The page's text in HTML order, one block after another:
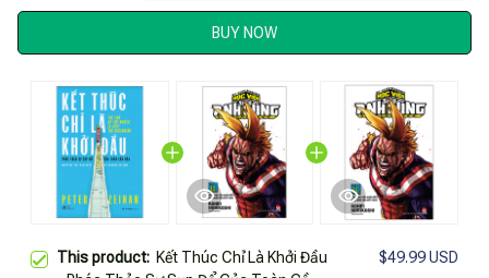
BUY NOW
This product: Kết Thúc Chỉ Là Khởi Đầu
$49.99 USD